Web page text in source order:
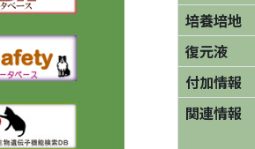
培養培地
復元液
付加情報
関連情報